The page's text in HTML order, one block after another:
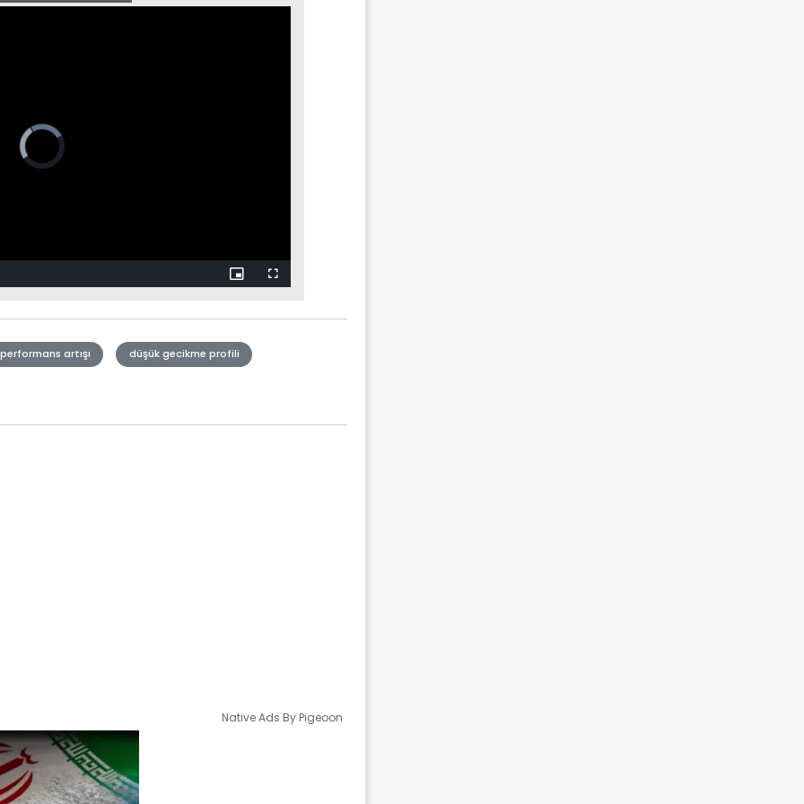
Picture-
in-
Fullscreen
performans artışı düşük gecikme profili
Native Ads By Pigeoon